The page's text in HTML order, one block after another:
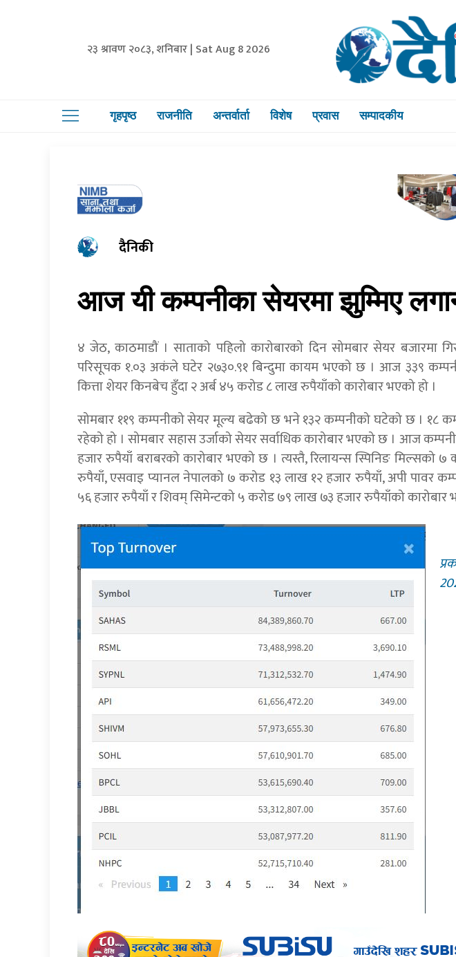
२३ श्रावण २०८३, शनिबार | Sat Aug 8 2026
गृहपृष्ठ राजनीति अन्तर्वार्ता विशेष प्रवास सम्पादकीय
दैनिकी
आज यी कम्पनीका सेयरमा झुम्मिए
४ जेठ, काठमाडौं । साताको पहिलो कारोबारको दिन सोमबार सेयर बजारमा
परिसूचक १.०३ अकंले घटेर २७३०.९१ बिन्दुमा कायम भएको छ । आज ३३९
कित्ता शेयर किनबेच हुँदा २ अर्ब ४५ करोड ८ लाख रुपैयाँको कारोबार भएको हो ।
सोमबार ११९ कम्पनीको सेयर मूल्य बढेको छ भने १३२ कम्पनीको घटेको छ । १८
रहेको हो । सोमबार सहास उर्जाको सेयर सर्वाधिक कारोबार भएको छ । आज
हजार रुपैयाँ बराबरको कारोबार भएको छ । त्यस्तै, रिलायन्स स्पिनिङ मिल्सको
रुपैयाँ, एसवाइ प्यानल नेपालको ७ करोड १३ लाख १२ हजार रुपैयाँ, अपी पावर
५६ हजार रुपैयाँ र शिवम् सिमेन्टको ५ करोड ७९ लाख ७३ हजार रुपैयाँको कारोबार